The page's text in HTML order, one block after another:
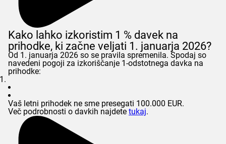
Kako lahko izkoristim 1 % davek na
prihodke, ki začne veljati 1. januarja 2026?
Od 1. januarja 2026 so se pravila spremenila. Spodaj so
navedeni pogoji za izkoriščanje 1-odstotnega davka na
prihodke:
Vaš letni prihodek ne sme presegati 100.000 EUR.
Več podrobnosti o davkih najdete tukaj.